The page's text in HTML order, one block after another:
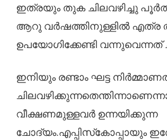
ഇത്രയും തുക ചിലവഴിച്ചു
ആറു വര്‍ഷത്തിനുള്ളില്‍
ഉപയോഗിക്കേണ്ടി വന്നുവെന്നത്
ഇനിയും രണ്ടാം ഘട്ട
വീക്ഷണമുള്ളവര്‍ ഉന്നയിക്കുന്ന
ചോദ്യം.എപ്പിസ്‌കോപ്പായും